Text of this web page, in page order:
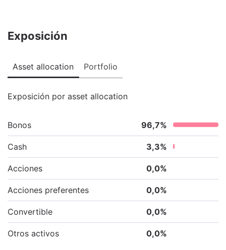
Exposición
Asset allocation Portfolio
Exposición por asset allocation
Bonos 96,7%
Cash 3,3%
Acciones 0,0%
Acciones preferentes 0,0%
Convertible 0,0%
Otros activos 0,0%